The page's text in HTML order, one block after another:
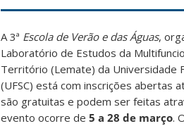
A 3ª Escola de Verão e das Águas,
Laboratório de Estudos da
Território (Lemate) da Universidade
(UFSC) está com inscrições abertas
são gratuitas e podem ser feitas
evento ocorre de 5 a 28 de março.